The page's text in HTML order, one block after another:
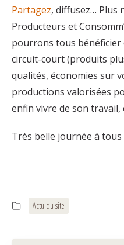
Partagez, diffusez… Plus
Producteurs et
pourrons tous
circuit-court (produits
qualités, économies sur
productions valorisées
enfin vivre de son travail,
Très belle journée à tous
Actu du site